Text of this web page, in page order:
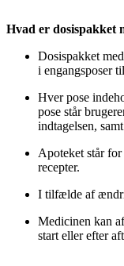
Hvad er dosispakket
Dosispakket
i engangsposer
Hver pose
pose står
indtagelsen,
Apoteket står
recepter.
I tilfælde af
Medicinen kan
start eller efter